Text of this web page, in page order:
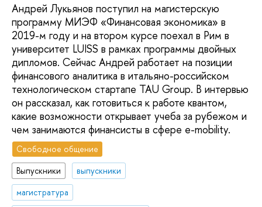
Андрей Лукьянов поступил на магистерскую
программу МИЭФ «Финансовая экономика» в
2019-м году и на втором курсе поехал в Рим в
университет LUISS в рамках программы двойных
дипломов. Сейчас Андрей работает на позиции
финансового аналитика в итальяно-российском
технологическом стартапе TAU Group. В интервью
он рассказал, как готовиться к работе квантом,
какие возможности открывает учеба за рубежом и
чем занимаются финансисты в сфере e-mobility.
Свободное общение
Выпускники
выпускники
магистратура